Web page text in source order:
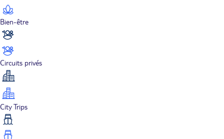
Bien-être
Circuits privés
City Trips